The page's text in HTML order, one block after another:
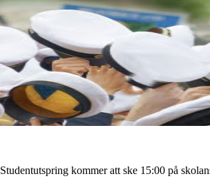
Studentutspring kommer att ske 15:00 på